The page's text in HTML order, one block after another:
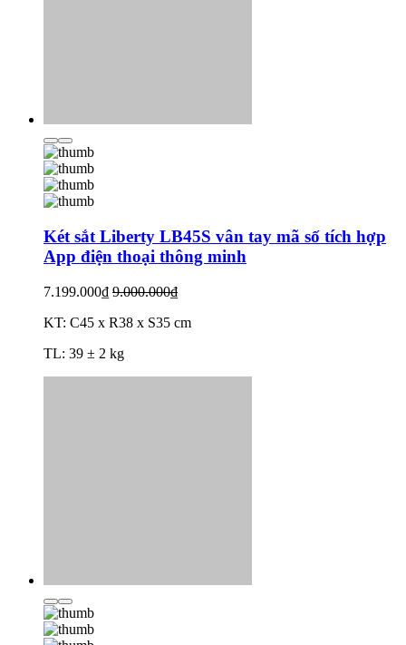
Két sắt Liberty LB45S vân tay mã số tích hợp
App điện thoại thông minh
7.199.000₫ 9.000.000₫
KT: C45 x R38 x S35 cm
TL: 39 ± 2 kg